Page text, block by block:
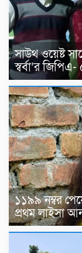
সাউথ ওয়েষ্ট
স্বর্বা’র
১১৯৯ নম্বর
প্রথম লাইসা